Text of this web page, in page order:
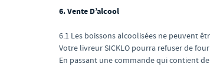
6. Vente D’alcool
6.1 Les boissons alcoolisées ne peuvent
Votre livreur SICKLO pourra refuser de
En passant une commande qui contient